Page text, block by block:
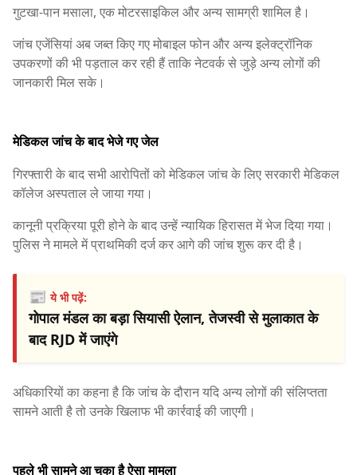
गुटखा-पान मसाला, एक मोटरसाइकिल और अन्य सामग्री शामिल है।
जांच एजेंसियां अब जब्त किए गए मोबाइल फोन और अन्य इलेक्ट्रॉनिक
उपकरणों की भी पड़ताल कर रही हैं ताकि नेटवर्क से जुड़े अन्य लोगों की
जानकारी मिल सके।
मेडिकल जांच के बाद भेजे गए जेल
गिरफ्तारी के बाद सभी आरोपितों को मेडिकल जांच के लिए सरकारी मेडिकल
कॉलेज अस्पताल ले जाया गया।
कानूनी प्रक्रिया पूरी होने के बाद उन्हें न्यायिक हिरासत में भेज दिया गया।
पुलिस ने मामले में प्राथमिकी दर्ज कर आगे की जांच शुरू कर दी है।
📰ये भी पढ़ें:
गोपाल मंडल का बड़ा सियासी ऐलान, तेजस्वी से मुलाकात के
बाद RJD में जाएंगे
अधिकारियों का कहना है कि जांच के दौरान यदि अन्य लोगों की संलिप्तता
सामने आती है तो उनके खिलाफ भी कार्रवाई की जाएगी।
पहले भी सामने आ चुका है ऐसा मामला